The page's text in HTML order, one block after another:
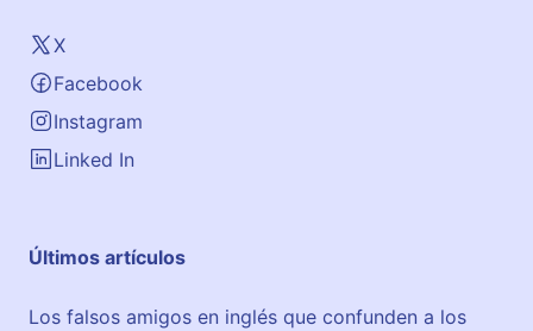
X
Facebook
Instagram
Linked In
Últimos artículos
Los falsos amigos en inglés que confunden a los